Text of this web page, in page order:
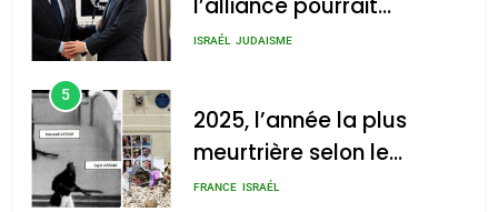
GPO
2025, l’année la plus
meurtrière selon le rapport
s’étendre à 13 pays
ISRAÉL JUDAISME
5
2025, l’année la plus
meurtrière selon le
rapport d’ADL contre
FRANCE ISRAÉL